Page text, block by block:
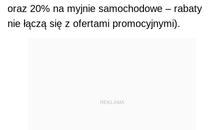
oraz 20% na myjnie samochodowe – rabaty
nie łączą się z ofertami promocyjnymi).
REKLAMA